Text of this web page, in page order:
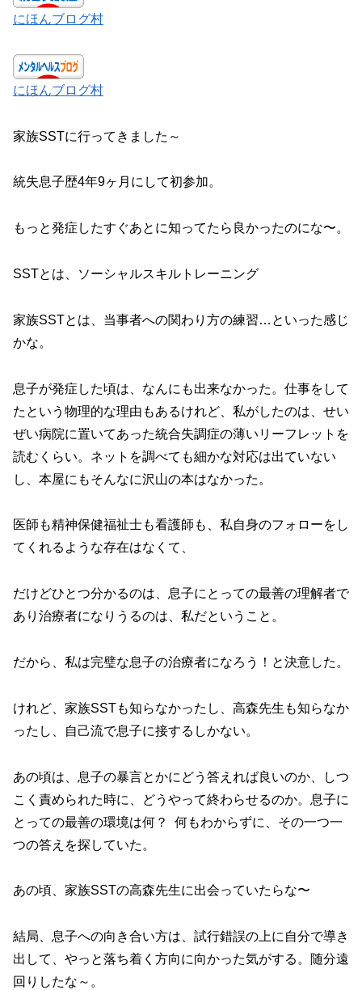
にほんブログ村
にほんブログ村
家族SSTに行ってきました～
統失息子歴4年9ヶ月にして初参加。
もっと発症したすぐあとに知ってたら良かったのにな〜。
SSTとは、ソーシャルスキルトレーニング
家族SSTとは、当事者への関わり方の練習…といった感じ
かな。
息子が発症した頃は、なんにも出来なかった。仕事をして
たという物理的な理由もあるけれど、私がしたのは、せい
ぜい病院に置いてあった統合失調症の薄いリーフレットを
読むくらい。ネットを調べても細かな対応は出ていない
し、本屋にもそんなに沢山の本はなかった。
医師も精神保健福祉士も看護師も、私自身のフォローをし
てくれるような存在はなくて、
だけどひとつ分かるのは、息子にとっての最善の理解者で
あり治療者になりうるのは、私だということ。
だから、私は完璧な息子の治療者になろう！と決意した。
けれど、家族SSTも知らなかったし、高森先生も知らなか
ったし、自己流で息子に接するしかない。
あの頃は、息子の暴言とかにどう答えれば良いのか、しつ
こく責められた時に、どうやって終わらせるのか。息子に
とっての最善の環境は何？ 何もわからずに、その一つ一
つの答えを探していた。
あの頃、家族SSTの高森先生に出会っていたらな〜
結局、息子への向き合い方は、試行錯誤の上に自分で導き
出して、やっと落ち着く方向に向かった気がする。随分遠
回りしたな～。